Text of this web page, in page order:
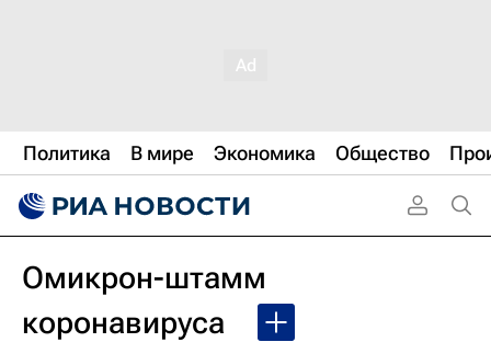
Политика В мире Экономика Общество
Омикрон-штамм
коронавируса